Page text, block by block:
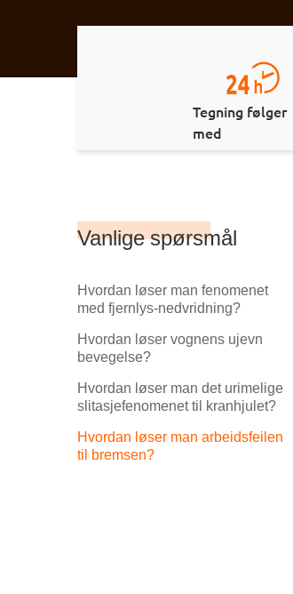
Tegning følger
med
Vanlige spørsmål
Hvordan løser man fenomenet
med fjernlys-nedvridning?
Hvordan løser vognens ujevn
bevegelse?
Hvordan løser man det urimelige
slitasjefenomenet til kranhjulet?
Hvordan løser man arbeidsfeilen
til bremsen?